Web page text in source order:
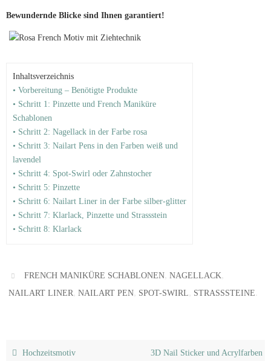
Bewundernde Blicke sind Ihnen garantiert!
Inhaltsverzeichnis
• Vorbereitung – Benötigte Produkte
• Schritt 1: Pinzette und French Maniküre
Schablonen
• Schritt 2: Nagellack in der Farbe rosa
• Schritt 3: Nailart Pens in den Farben weiß und
lavendel
• Schritt 4: Spot-Swirl oder Zahnstocher
• Schritt 5: Pinzette
• Schritt 6: Nailart Liner in der Farbe silber-glitter
• Schritt 7: Klarlack, Pinzette und Strassstein
• Schritt 8: Klarlack
FRENCH MANIKÜRE SCHABLONEN,NAGELLACK,
NAILART LINER, NAILART PEN, SPOT-SWIRL, STRASSSTEINE
Hochzeitsmotiv 3D Nail Sticker und Acrylfarben